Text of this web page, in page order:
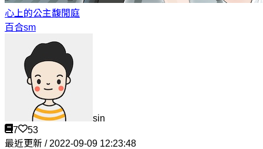
心上的公主馥閒庭
百合sm
sin
7
53
最近更新 / 2022-09-09 12:23:48